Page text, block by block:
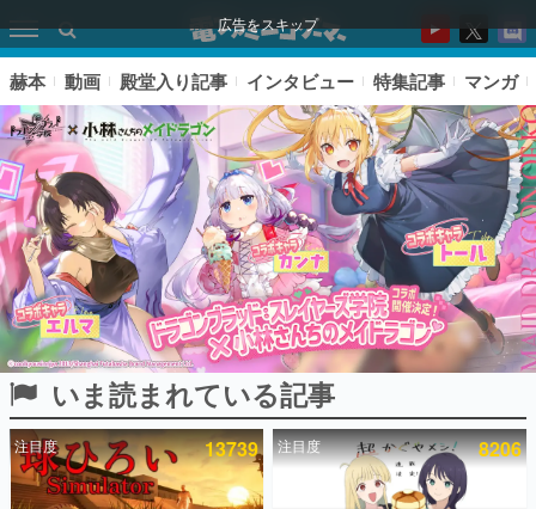
広告をスキップ
ピックアップ
電ファミのいま読まれている記事ランキング
赫本 動画 殿堂入り記事 インタビュー 特集記事 マンガ
いま読まれている記事
注目度 13739 注目度 8206